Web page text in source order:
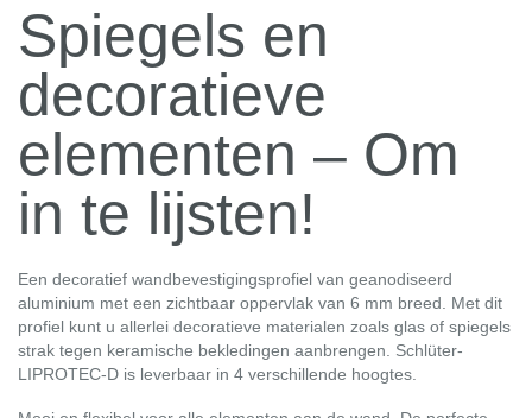
Spiegels en
decoratieve
elementen – Om
in te lijsten!
Een decoratief wandbevestigingsprofiel van geanodiseerd
aluminium met een zichtbaar oppervlak van 6 mm breed. Met dit
profiel kunt u allerlei decoratieve materialen zoals glas of spiegels
strak tegen keramische bekledingen aanbrengen. Schlüter-
LIPROTEC-D is leverbaar in 4 verschillende hoogtes.